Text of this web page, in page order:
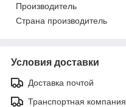
Производитель
Страна производитель
Условия доставки
Доставка почтой
Транспортная компания